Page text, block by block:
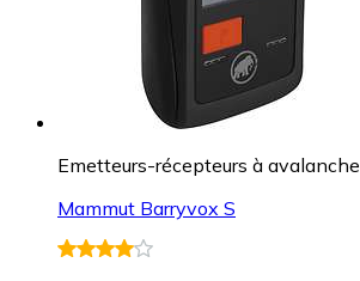
Emetteurs-récepteurs à avalanche
Mammut Barryvox S